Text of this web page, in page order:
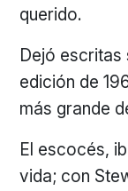
querido.
Dejó escritas
edición de
más grande
El escocés,
vida; con